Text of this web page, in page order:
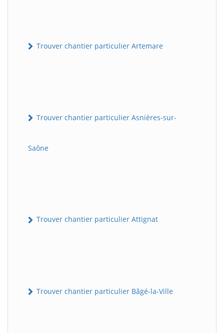
Trouver chantier particulier Artemare
Trouver chantier particulier Asnières-sur-
Saône
Trouver chantier particulier Attignat
Trouver chantier particulier Bâgé-la-Ville